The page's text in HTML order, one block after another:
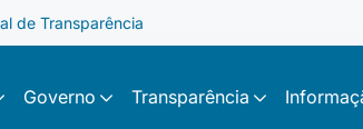
de Transparência
Governo Transparência